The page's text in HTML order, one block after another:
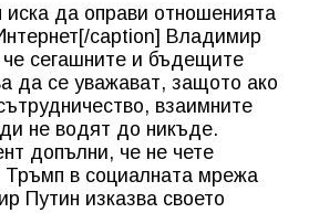
да оправи отношенията
caption] Владимир
сегашните и бъдещите
да се уважават, защото ако
взаимните
не водят до никъде.
допълни, че не чете
Тръмп в социалната мрежа
Путин изказва своето